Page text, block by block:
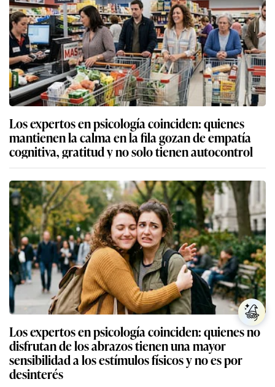
Los expertos en psicología coinciden: quienes
mantienen la calma en la fila gozan de empatía
cognitiva, gratitud y no solo tienen autocontrol
Los expertos en psicología coinciden: quienes no
disfrutan de los abrazos tienen una mayor
sensibilidad a los estímulos físicos y no es por
desinterés